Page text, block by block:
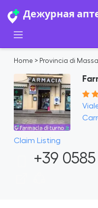
Дежурная
Home > Provincia di
Claim Listing
+39